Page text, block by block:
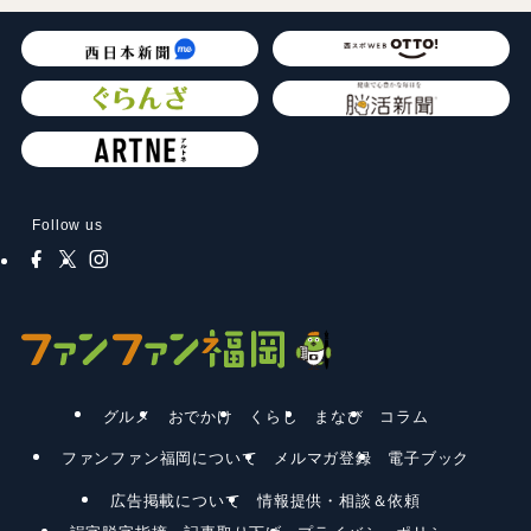
Follow us
グルメ おでかけ くらし まなび コラム
ファンファン福岡について メルマガ登録 電子ブック
広告掲載について
情報提供・相談＆依頼